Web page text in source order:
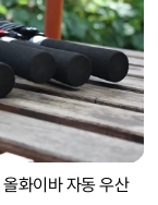
화이바 자동 우산